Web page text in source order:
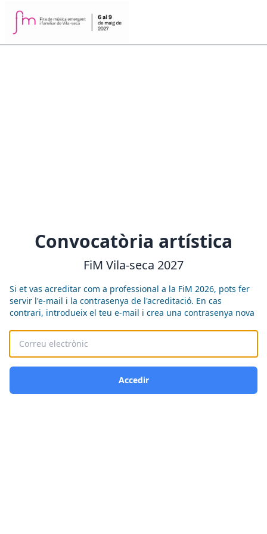
Convocatòria artística
FiM Vila-seca 2027
Si et vas acreditar com a professional a la FiM 2026, pots fer
servir l'e-mail i la contrasenya de l'acreditació. En cas
contrari, introdueix el teu e-mail i crea una contrasenya nova